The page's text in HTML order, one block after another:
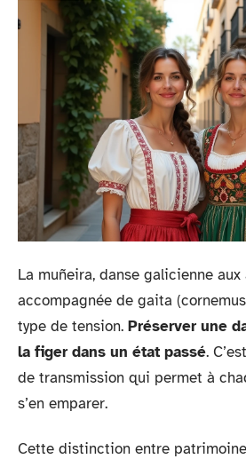
La muñeira, danse galicienne
accompagnée de gaita
type de tension. Préserver une
la figer dans un état passé.
de transmission qui permet à
s’en emparer.
Cette distinction entre